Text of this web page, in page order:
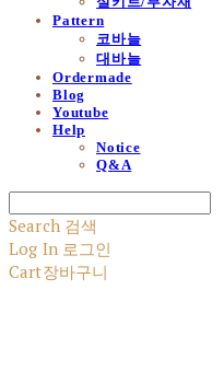
Pattern
코바늘
대바늘
Ordermade
Blog
Youtube
Help
Notice
Q&A
Search 검색
Log In 로그인
Cart장바구니